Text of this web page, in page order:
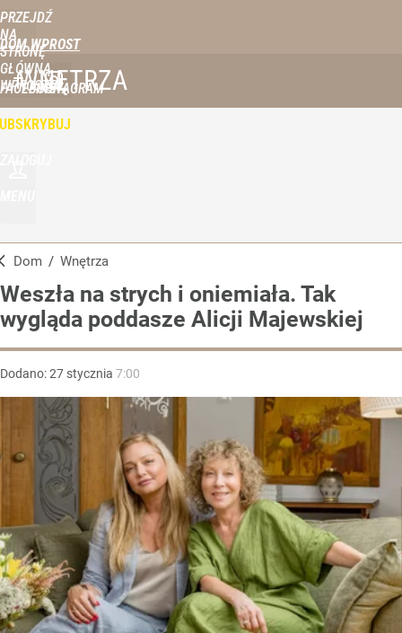
PRZEJDŹ
NA
STRONĘ
GŁÓWNĄ
WPROST.PL
DOM WPROST
FACEBOOKINSTAGRAM
WNĘTRZA
Dom / Wnętrza
Weszła na strych i oniemiała. Tak
wygląda poddasze Alicji Majewskiej
Dodano:27 stycznia 7:00